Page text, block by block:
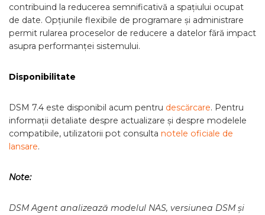
contribuind la reducerea semnificativă a spațiului ocupat
de date. Opțiunile flexibile de programare și administrare
permit rularea proceselor de reducere a datelor fără impact
asupra performanței sistemului.
Disponibilitate
DSM 7.4 este disponibil acum pentru descărcare. Pentru
informații detaliate despre actualizare și despre modelele
compatibile, utilizatorii pot consulta notele oficiale de
lansare.
Note:
DSM Agent analizează modelul NAS, versiunea DSM și